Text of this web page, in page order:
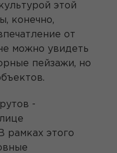
этой
конечно,
от
можно увидеть
пейзажи, но
-
рамках этого